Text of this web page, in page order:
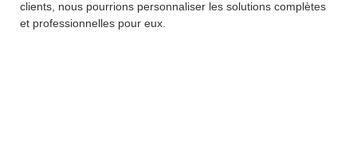
clients, nous pourrions personnaliser les solutions complètes
et professionnelles pour eux.